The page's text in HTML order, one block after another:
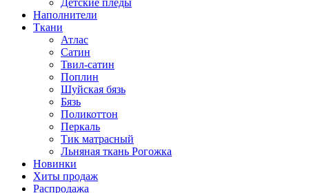
Детские пледы
Наполнители
Ткани
Атлас
Сатин
Твил-сатин
Поплин
Шуйская бязь
Бязь
Поликоттон
Перкаль
Тик матрасный
Льняная ткань Рогожка
Новинки
Хиты продаж
Распродажа